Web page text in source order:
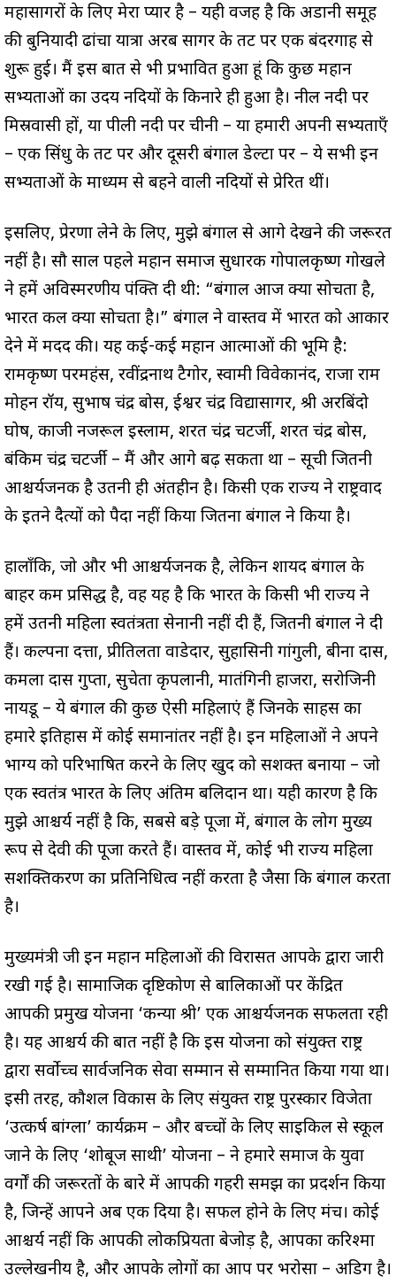
महासागरों के लिए मेरा प्यार है – यही वजह है कि अडानी समूह
की बुनियादी ढांचा यात्रा अरब सागर के तट पर एक बंदरगाह से
शुरू हुई। मैं इस बात से भी प्रभावित हुआ हूं कि कुछ महान
सभ्यताओं का उदय नदियों के किनारे ही हुआ है। नील नदी पर
मिस्रवासी हों, या पीली नदी पर चीनी – या हमारी अपनी सभ्यताएँ
– एक सिंधु के तट पर और दूसरी बंगाल डेल्टा पर – ये सभी इन
सभ्यताओं के माध्यम से बहने वाली नदियों से प्रेरित थीं।
इसलिए, प्रेरणा लेने के लिए, मुझे बंगाल से आगे देखने की जरूरत
नहीं है। सौ साल पहले महान समाज सुधारक गोपालकृष्ण गोखले
ने हमें अविस्मरणीय पंक्ति दी थी: “बंगाल आज क्या सोचता है,
भारत कल क्या सोचता है।” बंगाल ने वास्तव में भारत को आकार
देने में मदद की। यह कई-कई महान आत्माओं की भूमि है:
रामकृष्ण परमहंस, रवींद्रनाथ टैगोर, स्वामी विवेकानंद, राजा राम
मोहन रॉय, सुभाष चंद्र बोस, ईश्वर चंद्र विद्यासागर, श्री अरबिंदो
घोष, काजी नजरूल इस्लाम, शरत चंद्र चटर्जी, शरत चंद्र बोस,
बंकिम चंद्र चटर्जी – मैं और आगे बढ़ सकता था – सूची जितनी
आश्चर्यजनक है उतनी ही अंतहीन है। किसी एक राज्य ने राष्ट्रवाद
के इतने दैत्यों को पैदा नहीं किया जितना बंगाल ने किया है।
हालाँकि, जो और भी आश्चर्यजनक है, लेकिन शायद बंगाल के
बाहर कम प्रसिद्ध है, वह यह है कि भारत के किसी भी राज्य ने
हमें उतनी महिला स्वतंत्रता सेनानी नहीं दी हैं, जितनी बंगाल ने दी
हैं। कल्पना दत्ता, प्रीतिलता वाडेदार, सुहासिनी गांगुली, बीना दास,
कमला दास गुप्ता, सुचेता कृपलानी, मातंगिनी हाजरा, सरोजिनी
नायडू – ये बंगाल की कुछ ऐसी महिलाएं हैं जिनके साहस का
हमारे इतिहास में कोई समानांतर नहीं है। इन महिलाओं ने अपने
भाग्य को परिभाषित करने के लिए खुद को सशक्त बनाया – जो
एक स्वतंत्र भारत के लिए अंतिम बलिदान था। यही कारण है कि
मुझे आश्चर्य नहीं है कि, सबसे बड़े पूजा में, बंगाल के लोग मुख्य
रूप से देवी की पूजा करते हैं। वास्तव में, कोई भी राज्य महिला
सशक्तिकरण का प्रतिनिधित्व नहीं करता है जैसा कि बंगाल करता
है।
मुख्यमंत्री जी इन महान महिलाओं की विरासत आपके द्वारा जारी
रखी गई है। सामाजिक दृष्टिकोण से बालिकाओं पर केंद्रित
आपकी प्रमुख योजना ‘कन्या श्री’ एक आश्चर्यजनक सफलता रही
है। यह आश्चर्य की बात नहीं है कि इस योजना को संयुक्त राष्ट्र
द्वारा सर्वोच्च सार्वजनिक सेवा सम्मान से सम्मानित किया गया था।
इसी तरह, कौशल विकास के लिए संयुक्त राष्ट्र पुरस्कार विजेता
‘उत्कर्ष बांग्ला’ कार्यक्रम – और बच्चों के लिए साइकिल से स्कूल
जाने के लिए ‘शोबूज साथी’ योजना – ने हमारे समाज के युवा
वर्गों की जरूरतों के बारे में आपकी गहरी समझ का प्रदर्शन किया
है, जिन्हें आपने अब एक दिया है। सफल होने के लिए मंच। कोई
आश्चर्य नहीं कि आपकी लोकप्रियता बेजोड़ है, आपका करिश्मा
उल्लेखनीय है, और आपके लोगों का आप पर भरोसा – अडिग है।